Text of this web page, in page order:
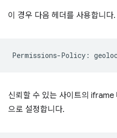
이 경우 다음 헤더를 사용합니다.
신뢰할 수 있는 사이트의 iframe
으로 설정합니다.